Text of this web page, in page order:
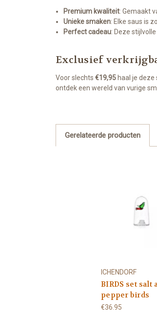
Premium kwaliteit: Gemaakt
Unieke smaken: Elke saus is
Perfect cadeau: Deze
Exclusief
Voor slechts €19,95 haal je
ontdek een wereld van vurige
Gerelateerde producten
ICHENDORF
BIRDS set salt
pepper birds
€36.95